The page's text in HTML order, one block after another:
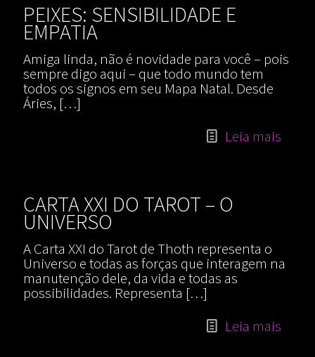
PEIXES: SENSIBILIDADE E
EMPATIA
Amiga linda, não é novidade para você – pois
sempre digo aqui – que todo mundo tem
todos os signos em seu Mapa Natal. Desde
Áries, […]
Leia mais
CARTA XXI DO TAROT – O
UNIVERSO
A Carta XXI do Tarot de Thoth representa o
Universo e todas as forças que interagem na
manutenção dele, da vida e todas as
possibilidades. Representa […]
Leia mais